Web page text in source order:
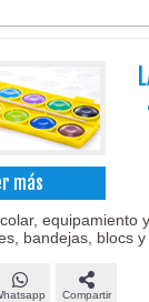
más
equipamiento
bandejas, blocs y
Compartir